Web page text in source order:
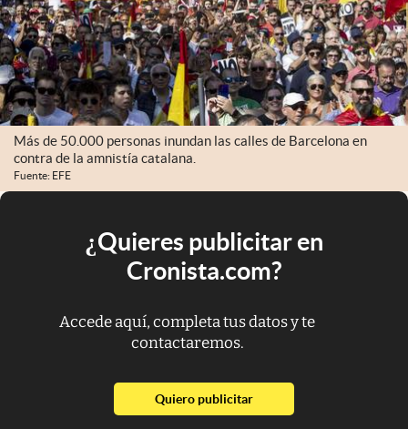
Más de 50.000 personas inundan las calles de Barcelona en
contra de la amnistía catalana.
Fuente: EFE
¿Quieres publicitar en
Cronista.com?
Accede aquí, completa tus datos y te
contactaremos.
Quiero publicitarabre en nueva pestaña